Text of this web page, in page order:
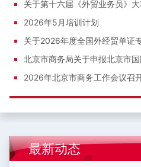
关于第十六届《外贸业务员》
2026年5月培训计划
关于2026年度全国外经贸单证
北京市商务局关于申报北京市
2026年北京市商务工作会议召
最新动态